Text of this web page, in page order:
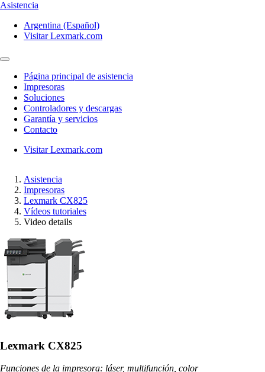
Asistencia
Argentina (Español)
Visitar Lexmark.com
Página principal de asistencia
Impresoras
Soluciones
Controladores y descargas
Garantía y servicios
Contacto
Visitar Lexmark.com
Asistencia
Impresoras
Lexmark CX825
Vídeos tutoriales
Video details
Lexmark CX825
Funciones de la impresora: láser, multifunción, color